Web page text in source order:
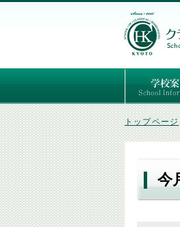
ごあいさつ
３つの基
講師紹介
国際セミ
ある日の
推薦者の声
よくある
予定表
トップページ
今